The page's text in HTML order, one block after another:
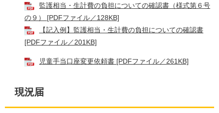
監護相当・生計費の負担についての確認書（様式第６号
の９） [PDFファイル／128KB]
【記入例】監護相当・生計費の負担についての確認書
[PDFファイル／201KB]
児童手当口座変更依頼書 [PDFファイル／261KB]
現況届